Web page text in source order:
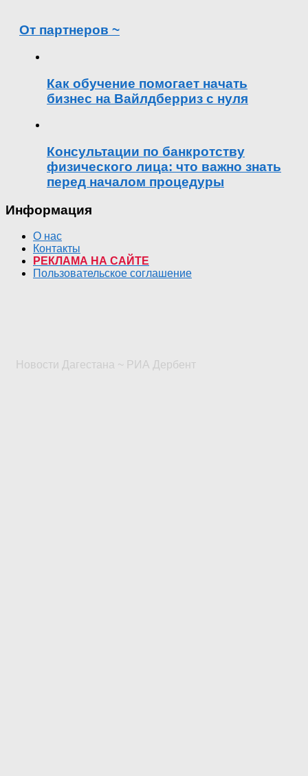
От партнеров ~
Как обучение помогает начать
бизнес на Вайлдберриз с нуля
Консультации по банкротству
физического лица: что важно знать
перед началом процедуры
Информация
О нас
Контакты
РЕКЛАМА НА САЙТЕ
Пользовательское соглашение
Новости Дагестана ~ РИА Дербент